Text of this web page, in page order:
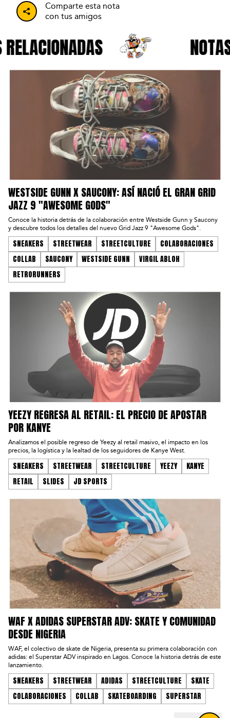
Comparte esta nota
con tus amigos
WESTSIDE GUNN X SAUCONY: ASÍ NACIÓ EL GRAN GRID
JAZZ 9 "AWESOME GODS"
Conoce la historia detrás de la colaboración entre Westside Gunn y Saucony
y descubre todos los detalles del nuevo Grid Jazz 9 "Awesome Gods".
SNEAKERS STREETWEAR STREETCULTURE
COLABORACIONES
COLLAB
SAUCONY WESTSIDE GUNN
VIRGIL ABLOH
RETRORUNNERS
YEEZY REGRESA AL RETAIL: EL PRECIO DE APOSTAR
POR KANYE
Analizamos el posible regreso de Yeezy al retail masivo, el impacto en los
precios, la logística y la lealtad de los seguidores de Kanye West.
SNEAKERS STREETWEAR STREETCULTURE YEEZY
KANYE
RETAIL
SLIDES JD SPORTS
WAF X ADIDAS SUPERSTAR ADV: SKATE Y COMUNIDAD
DESDE NIGERIA
WAF, el colectivo de skate de Nigeria, presenta su primera colaboración con
adidas: el Superstar ADV inspirado en Lagos. Conoce la historia detrás de este
lanzamiento.
SNEAKERS STREETWEAR ADIDAS STREETCULTURE
SKATE
COLABORACIONES
COLLAB SKATEBOARDING SUPERSTAR